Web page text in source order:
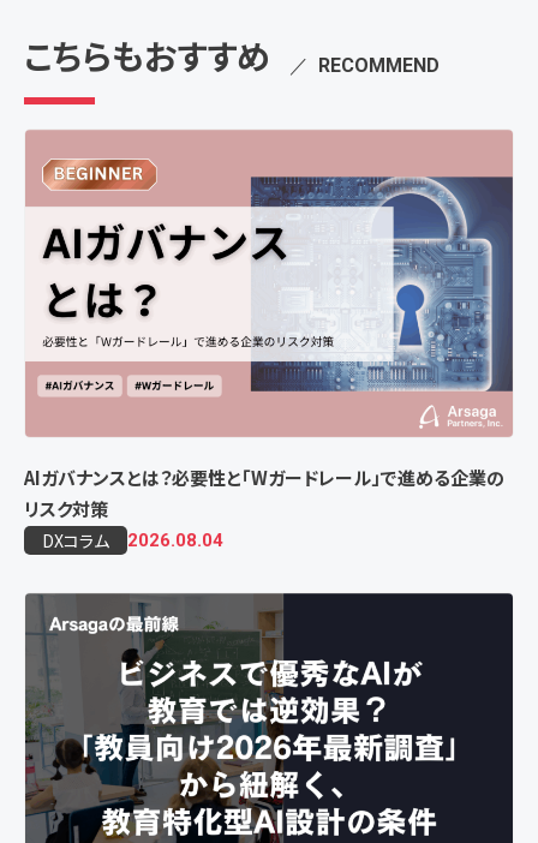
こちらもおすすめ ／ RECOMMEND
AIガバナンスとは？必要性と「Wガードレール」で進める企業の
リスク対策
DXコラム 2026.08.04